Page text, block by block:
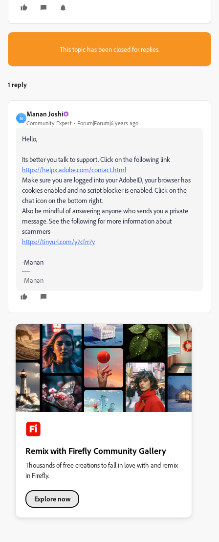
This topic has been closed for replies.
1 reply
M
Manan Joshi
Community Expert Forum|Forum|6 years ago
Hello,
Its better you talk to support. Click on the following link
https://helpx.adobe.com/contact.html
Make sure you are logged into your AdobeID, your browser has
cookies enabled and no script blocker is enabled. Click on the
chat icon on the bottom right.
Also be mindful of answering anyone who sends you a private
message. See the following for more information about
scammers
https://tinyurl.com/y7cfrr7y
-Manan
-Manan
Remix with Firefly Community Gallery
Thousands of free creations to fall in love with and remix
in Firefly.
Explore now